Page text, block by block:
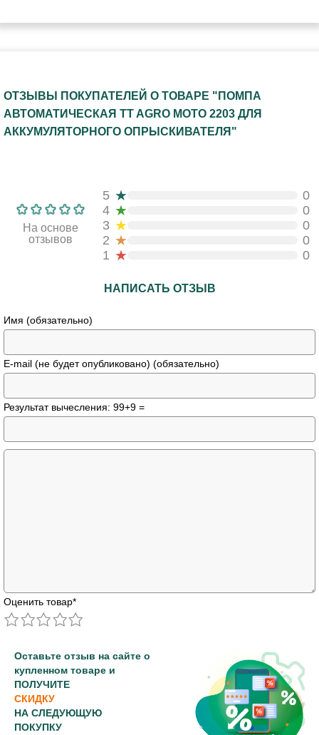
ОТЗЫВЫ ПОКУПАТЕЛЕЙ О ТОВАРЕ "ПОМПА
АВТОМАТИЧЕСКАЯ TT AGRO MOTO 2203 ДЛЯ
АККУМУЛЯТОРНОГО ОПРЫСКИВАТЕЛЯ"
На основе
отзывов
5 ★
0
4 ★
0
3 ★
0
2 ★
0
1 ★ 0
НАПИСАТЬ ОТЗЫВ
Имя (обязательно)
E-mail (не будет опубликовано) (обязательно)
Результат вычесления: 99+9 =
Оценить товар*
Оставьте отзыв на сайте о
купленном товаре и
ПОЛУЧИТЕ
СКИДКУ
НА СЛЕДУЮЩУЮ
ПОКУПКУ